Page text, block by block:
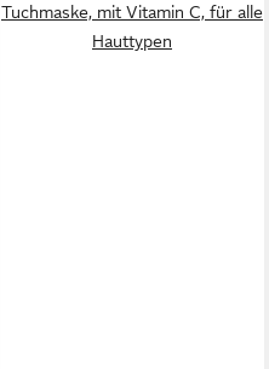
Tuchmaske, mit Vitamin C, für alle
Hauttypen